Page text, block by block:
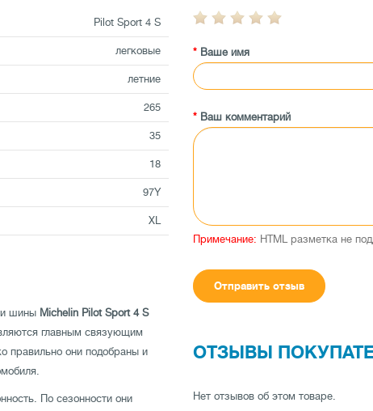
Pilot Sport 4 S
легковые
летние
265
35
18
97Y
XL
шины Michelin Pilot Sport 4 S
главным связующим
правильно они подобраны и
По сезонности они
Ваше имя
Ваш комментарий
Примечание: HTML разметка не
Отправить отзыв
ОТЗЫВЫ
Нет отзывов об этом товаре.